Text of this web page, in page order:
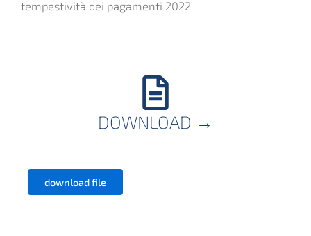
tempestività dei pagamenti 2022
DOWNLOAD →
download file